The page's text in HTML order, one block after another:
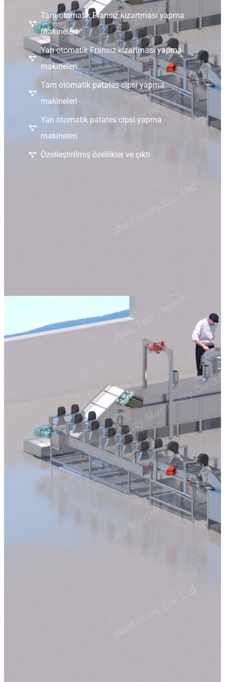
Tam otomatik Fransız kızartması yapma
makineleri
Yarı otomatik Fransız kızartması yapma
makineleri
Tam otomatik patates cipsi yapma
makineleri
Yarı otomatik patates cipsi yapma
makineleri
Özelleştirilmiş özellikler ve çıktı